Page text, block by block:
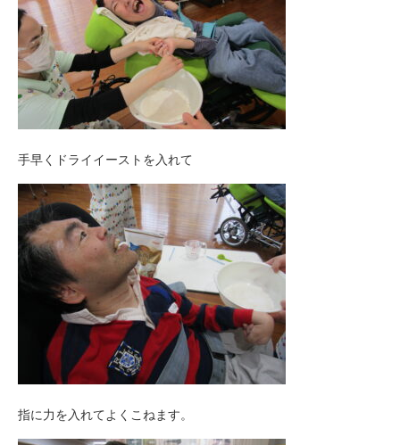
手早くドライイーストを入れて
指に力を入れてよくこねます。